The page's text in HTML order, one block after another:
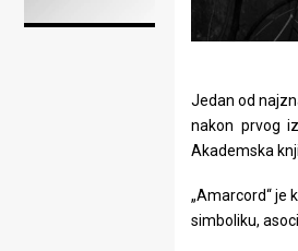
u
Jedan od
nakon prvog
Akademska
„Amarcord“ je
simboliku,